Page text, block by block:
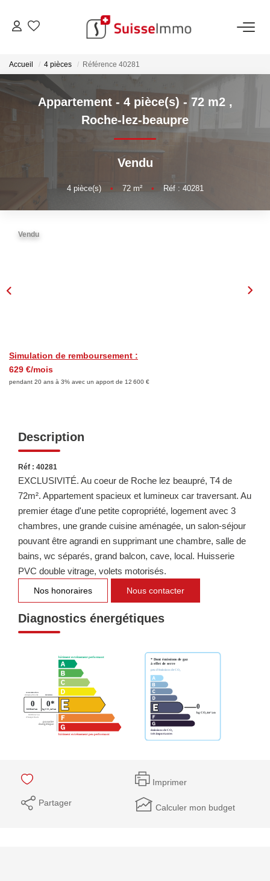
ACHETER
Découvrez Nos Biens À La Vente
Découvrez Nos Programmes Neufs
Confiez-Nous La Recherche De Votre Bien À L'achat
FAIRE GÉRER
Accueil 4 pièces Référence 40281
Appartement - 4 pièce(s) - 72 m2 ,
Roche-lez-beaupre
Vendu
4pièce(s) • 72m² • Réf : 40281
Vendu
Simulation de remboursement :
629 €/mois
pendant 20 ans à 3% avec un apport de 12 600 €
Description
Réf : 40281
EXCLUSIVITÉ. Au coeur de Roche lez beaupré, T4 de
72m². Appartement spacieux et lumineux car traversant. Au
premier étage d'une petite copropriété, logement avec 3
chambres, une grande cuisine aménagée, un salon-séjour
pouvant être agrandi en supprimant une chambre, salle de
bains, wc séparés, grand balcon, cave, local. Huisserie
PVC double vitrage, volets motorisés.
Nos honoraires Nous contacter
Diagnostics énergétiques
Imprimer
Partager Calculer mon budget